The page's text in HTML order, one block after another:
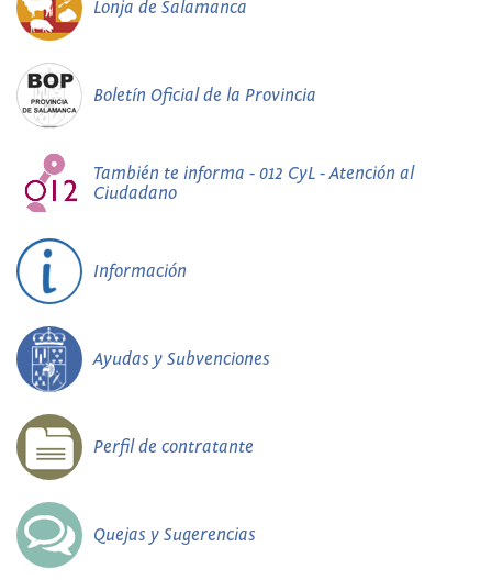
Lonja de Salamanca
Boletín Oficial de la Provincia
También te informa - 012 CyL - Atención al
Ciudadano
Información
Ayudas y Subvenciones
Perfil de contratante
Quejas y Sugerencias